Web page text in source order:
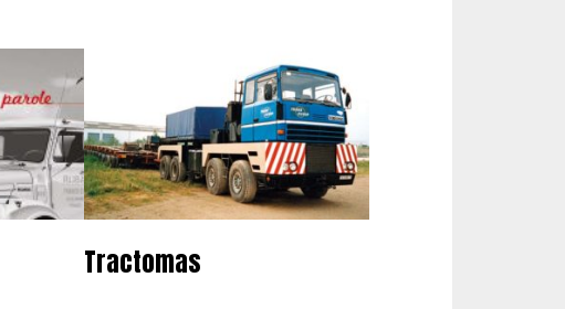
Tractomas